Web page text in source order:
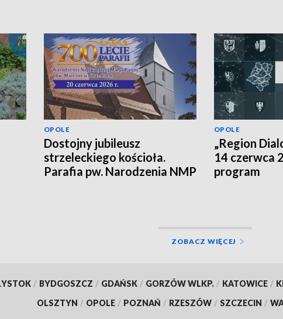
OPOLE
Dostojny jubileusz
strzeleckiego kościoła.
Parafia pw. Narodzenia NMP
OPOLE
„Region
14 czerwca
program
ZOBACZ WIĘCEJ
/ BYDGOSZCZ / GDAŃSK / GORZÓW WLKP. / KATOWICE /
OLSZTYN / OPOLE / POZNAŃ / RZESZÓW / SZCZECIN /